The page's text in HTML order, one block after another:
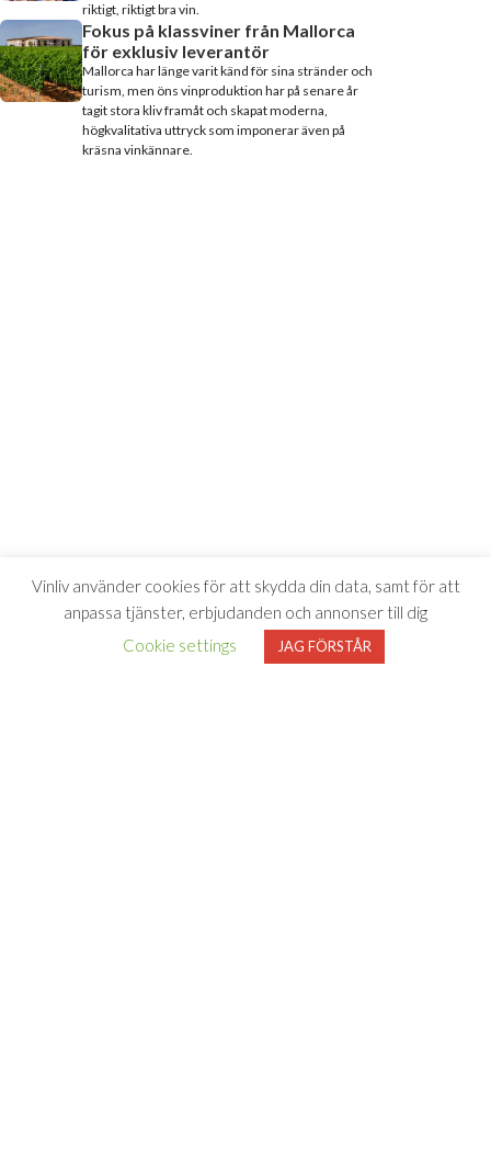
riktigt, riktigt bra vin.
Fokus på klassviner från Mallorca
för exklusiv leverantör
Mallorca har länge varit känd för sina stränder och
turism, men öns vinproduktion har på senare år
tagit stora kliv framåt och skapat moderna,
högkvalitativa uttryck som imponerar även på
kräsna vinkännare.
Vinliv använder cookies för att skydda din data, samt för att
anpassa tjänster, erbjudanden och annonser till dig
Cookie settings
JAG FÖRSTÅR